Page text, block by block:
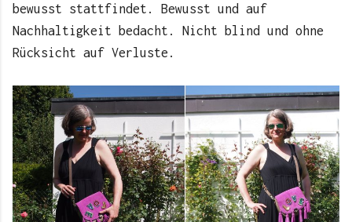
bewusst stattfindet. Bewusst und auf
Nachhaltigkeit bedacht. Nicht blind und ohne
Rücksicht auf Verluste.